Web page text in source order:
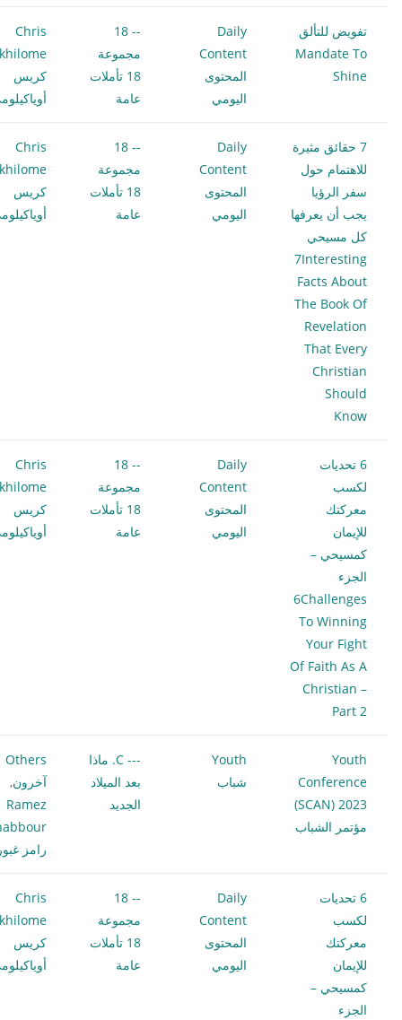
تفويض للتألق
Mandate To
Shine
Daily
Content
المحتوى
اليومي
-- 18
مجموعة
18 تأملات
عامة
Chris
كريس
7 حقائق مثيرة
للاهتمام حول
سفر الرؤيا
يجب أن يعرفها
كل مسيحي
7Interesting
Facts About
The Book Of
Revelation
That Every
Christian
Should
Know
Daily
Content
المحتوى
اليومي
-- 18
مجموعة
18 تأملات
عامة
Chris
كريس
6 تحديات
لكسب
معركتك
للإيمان
كمسيحي –
الجزء
6Challenges
To Winning
Your Fight
Of Faith As A
Christian –
Part 2
Daily
Content
المحتوى
اليومي
-- 18
مجموعة
18 تأملات
عامة
Chris
كريس
Youth
Conference
(SCAN) 2023
مؤتمر الشباب
Youth
شباب
--- C. ماذا
بعد الميلاد
الجديد
Others
آخرون,
Ramez
رامز
6 تحديات
لكسب
معركتك
للإيمان
كمسيحي –
الجزء
Daily
Content
المحتوى
اليومي
-- 18
مجموعة
18 تأملات
عامة
Chris
كريس